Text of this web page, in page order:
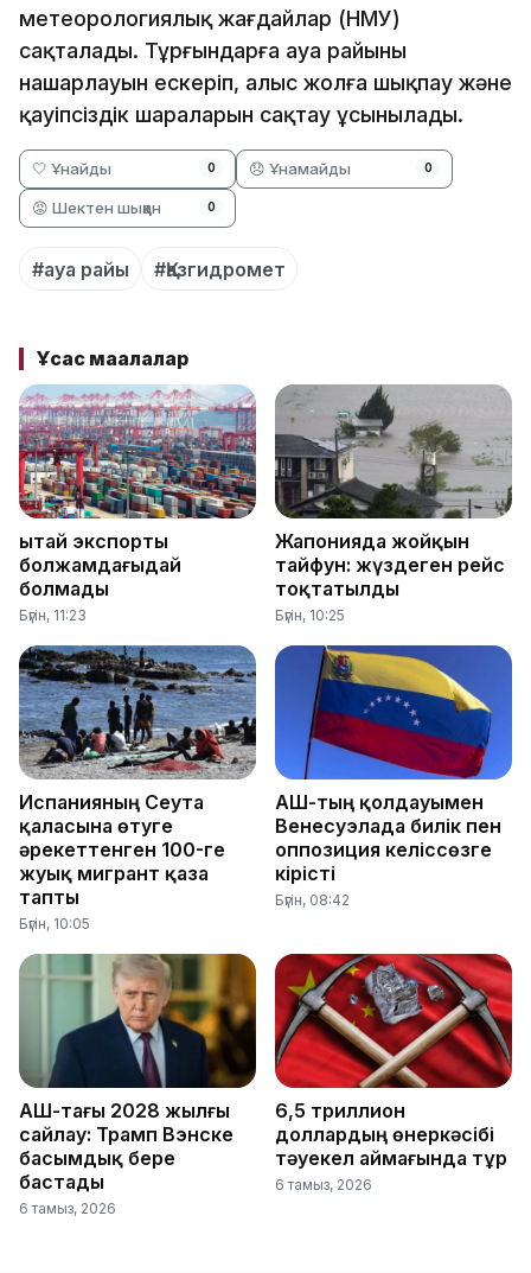
метеорологиялық жағдайлар (НМУ)
сақталады. Тұрғындарға ауа райының
нашарлауын ескеріп, алыс жолға шықпау және
қауіпсіздік шараларын сақтау ұсынылады.
🤍 Ұнайды 0 😞 Ұнамайды 0
😡 Шектен шыққан 0
#ауа райы #Қазгидромет
Ұқсас мақалалар
Қытай экспорты
болжамдағыдай
болмады
Бүгін, 11:23
Жапонияда жойқын
тайфун: жүздеген рейс
тоқтатылды
Бүгін, 10:25
Испанияның Сеута
қаласына өтуге
әрекеттенген 100-ге
жуық мигрант қаза
тапты
Бүгін, 10:05
АҚШ-тың қолдауымен
Венесуэлада билік пен
оппозиция келіссөзге
кірісті
Бүгін, 08:42
АҚШ-тағы 2028 жылғы
сайлау: Трамп Вэнске
басымдық бере
бастады
6 тамыз, 2026
6,5 триллион
доллардың өнеркәсібі
тәуекел аймағында тұр
6 тамыз, 2026